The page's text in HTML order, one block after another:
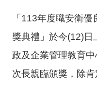
「113年度職安衛
獎典禮」於今(12)日
政及企業管理教育
次長親臨頒獎，除